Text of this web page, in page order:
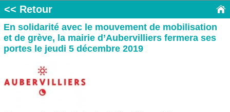
<< Retour
En solidarité avec le mouvement de mobilisation
et de grève, la mairie d’Aubervilliers fermera ses
portes le jeudi 5 décembre 2019